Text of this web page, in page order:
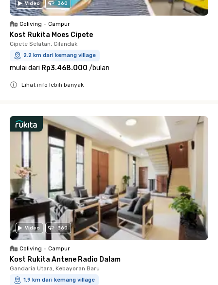
Video 360
Coliving • Campur
Kost Rukita Moes Cipete
Cipete Selatan, Cilandak
2.2 km dari kemang village
mulai dari Rp3.468.000 /bulan
Lihat info lebih banyak
Video 360
Coliving • Campur
Kost Rukita Antene Radio Dalam
Gandaria Utara, Kebayoran Baru
1.9 km dari kemang village